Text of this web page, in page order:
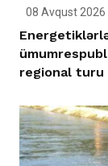
08 Avqust 2026
regional turu